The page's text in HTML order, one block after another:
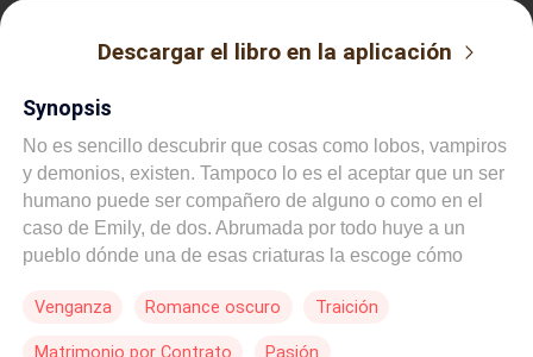
Descargar el libro en la aplicación
Synopsis
No es sencillo descubrir que cosas como lobos, vampiros
y demonios, existen. Tampoco lo es el aceptar que un ser
humano puede ser compañero de alguno o como en el
caso de Emily, de dos. Abrumada por todo huye a un
pueblo dónde una de esas criaturas la escoge cómo
necesitan descubrir al responsable para poder
Venganza Romance oscuro Traición
Matrimonio por Contrato Pasión